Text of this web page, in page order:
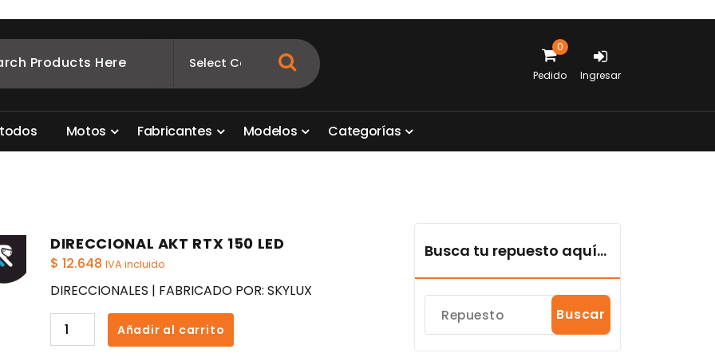
motos. Aquí está lo que necesitas
0
Pedido Ingresar
todos Motos Fabricantes Modelos Categorías
DIRECCIONAL AKT RTX 150 LED
$ 12.648 IVA incluido
DIRECCIONALES | FABRICADO POR: SKYLUX
DIRECCIONAL
AKT
Añadir al carrito
Busca tu repuesto aquí...
Buscar